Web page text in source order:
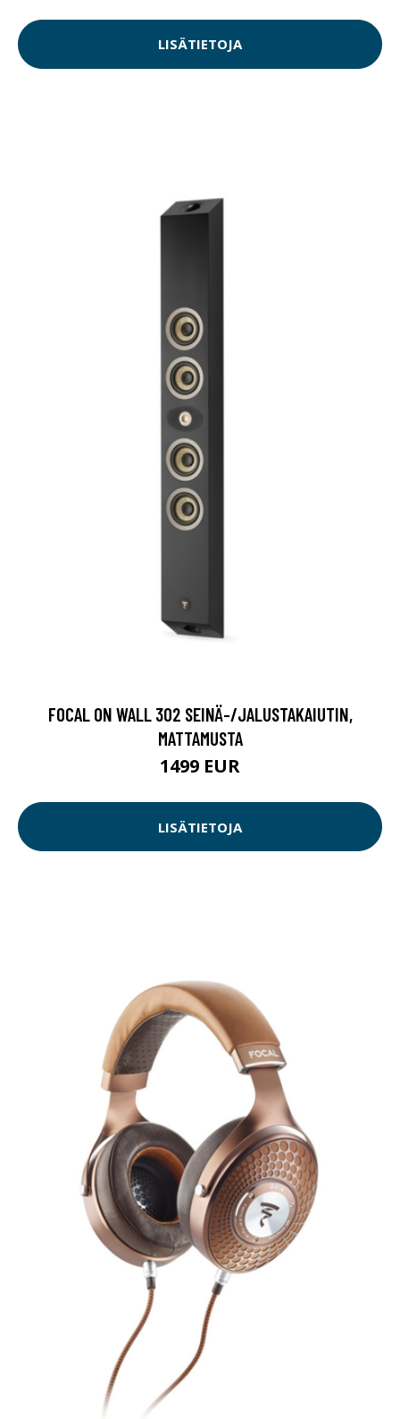
LISÄTIETOJA
FOCAL ON WALL 302 SEINÄ-/JALUSTAKAIUTIN,
MATTAMUSTA
1499 EUR
LISÄTIETOJA